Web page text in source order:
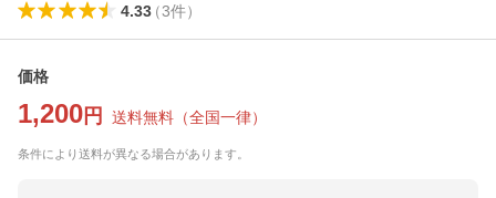
4.33（3件）
価格
1,200 円 送料無料 （全国一律）
条件により送料が異なる場合があります。